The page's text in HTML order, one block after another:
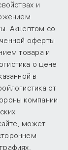
и
Акцептом со
оферты
товара и
о цене
в
от
компании
может